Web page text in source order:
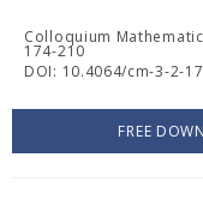
Colloquium
174-210
DOI: 10.4064/cm-3-2-
FREE